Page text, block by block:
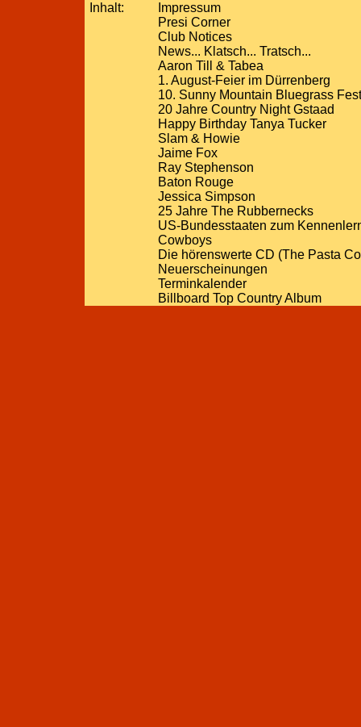
Inhalt:
Impressum
Presi Corner
Club Notices
News... Klatsch... Tratsch...
Aaron Till & Tabea
1. August-Feier im Dürrenberg
10. Sunny Mountain Bluegrass
20 Jahre Country Night Gstaad
Happy Birthday Tanya Tucker
Slam & Howie
Jaime Fox
Ray Stephenson
Baton Rouge
Jessica Simpson
25 Jahre The Rubbernecks
US-Bundesstaaten zum
Cowboys
Die hörenswerte CD (The Pasta
Neuerscheinungen
Terminkalender
Billboard Top Country Album